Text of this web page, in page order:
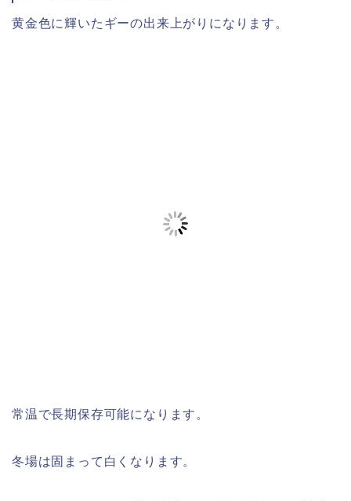
黄金色に輝いたギーの出来上がりになります。
常温で長期保存可能になります。
冬場は固まって白くなります。